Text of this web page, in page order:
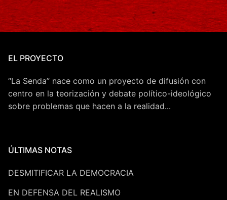
EL PROYECTO
“La Senda” nace como un proyecto de difusión con
centro en la teorización y debate político-ideológico
sobre problemas que hacen a la realidad...
ÚLTIMAS NOTAS
DESMITIFICAR LA DEMOCRACIA
EN DEFENSA DEL REALISMO